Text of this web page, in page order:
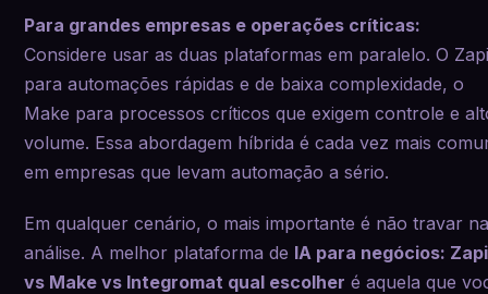
Para grandes empresas e operações críticas:
Considere usar as duas plataformas em paralelo. O
para automações rápidas e de baixa complexidade, o
Make para processos críticos que exigem controle e
volume. Essa abordagem híbrida é cada vez mais
em empresas que levam automação a sério.
Em qualquer cenário, o mais importante é não travar
análise. A melhor plataforma de IA para negócios:
vs Make vs Integromat qual escolher é aquela que